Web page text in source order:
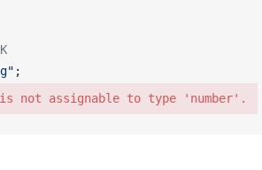
;
not assignable to type 'number'.